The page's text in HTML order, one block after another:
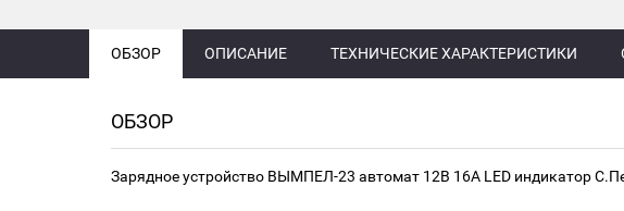
ОБЗОР ОПИСАНИЕ ТЕХНИЧЕСКИЕ ХАРАКТЕРИСТИКИ
ОБЗОР
Зарядное устройство ВЫМПЕЛ-23 автомат 12В 16А LED индикатор